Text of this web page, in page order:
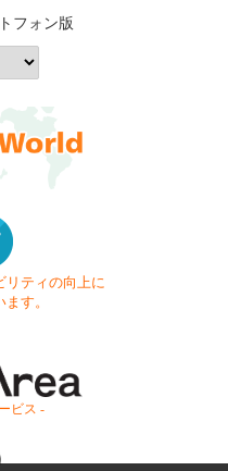
フォン版
リティの向上に
す。
ビス -